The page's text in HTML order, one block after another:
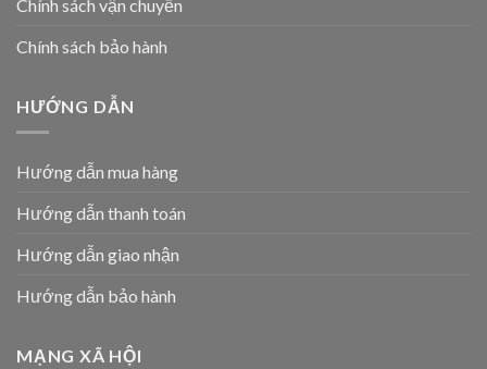
Chính sách vận chuyển
Chính sách bảo hành
HƯỚNG DẪN
Hướng dẫn mua hàng
Hướng dẫn thanh toán
Hướng dẫn giao nhận
Hướng dẫn bảo hành
MẠNG XÃ HỘI